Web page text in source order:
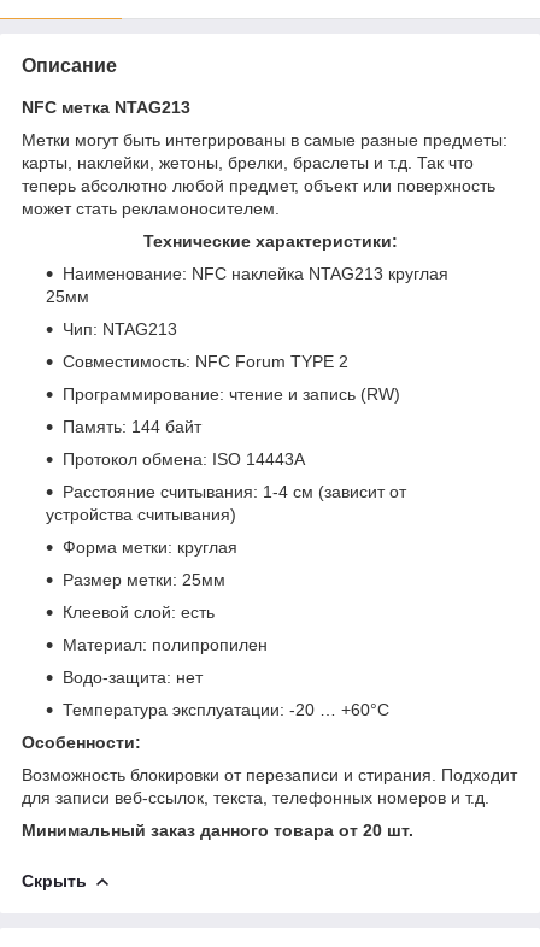
Описание
NFC метка NTAG213
Метки могут быть интегрированы в самые разные предметы:
карты, наклейки, жетоны, брелки, браслеты и т.д. Так что
теперь абсолютно любой предмет, объект или поверхность
может стать рекламоносителем.
Технические характеристики:
Наименование: NFC наклейка NTAG213 круглая
25мм
Чип: NTAG213
Совместимость: NFC Forum TYPE 2
Программирование: чтение и запись (RW)
Память: 144 байт
Протокол обмена: ISO 14443A
Расстояние считывания: 1-4 см (зависит от
устройства считывания)
Форма метки: круглая
Размер метки: 25мм
Клеевой слой: есть
Материал: полипропилен
Водо-защита: нет
Температура эксплуатации: -20 … +60°C
Особенности:
Возможность блокировки от перезаписи и стирания. Подходит
для записи веб-ссылок, текста, телефонных номеров и т.д.
Минимальный заказ данного товара от 20 шт.
Скрыть